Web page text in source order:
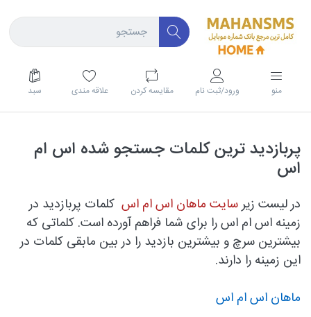
منو ورود/ثبت نام مقايسه كردن علاقه مندی سبد
پربازدید ترین کلمات جستجو شده اس ام
اس
در لیست زیرسایت ماهان اس ام اس کلمات پربازدید در
زمینه اس ام اس را برای شما فراهم آورده است. کلماتی که
بیشترین سرچ و بیشترین بازدید را در بین مابقی کلمات در
این زمینه را دارند.
ماهان اس ام اس